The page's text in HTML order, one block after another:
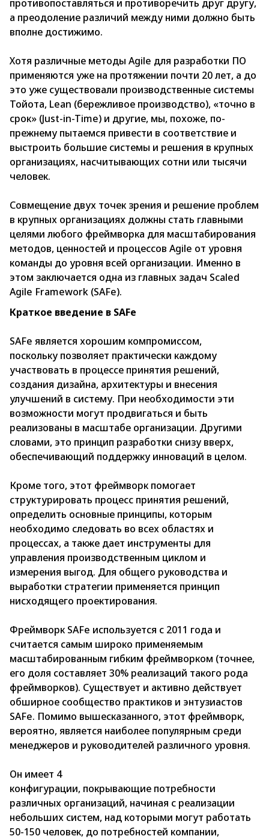
противопоставляться и противоречить друг другу,
а преодоление различий между ними должно быть
вполне достижимо.
Хотя различные методы Agile для разработки ПО
применяются уже на протяжении почти 20 лет, а до
это уже существовали производственные системы
Тойота, Lean (бережливое производство), «точно в
срок» (Just-in-Time) и другие, мы, похоже, по-
прежнему пытаемся привести в соответствие и
выстроить большие системы и решения в крупных
организациях, насчитывающих сотни или тысячи
человек.
Совмещение двух точек зрения и решение проблем
в крупных организациях должны стать главными
целями любого фреймворка для масштабирования
методов, ценностей и процессов Agile от уровня
команды до уровня всей организации. Именно в
этом заключается одна из главных задач Scaled
Agile Framework (SAFe).
Краткое введение в SAFe
SAFe является хорошим компромиссом,
поскольку позволяет практически каждому
участвовать в процессе принятия решений,
создания дизайна, архитектуры и внесения
улучшений в систему. При необходимости эти
возможности могут продвигаться и быть
реализованы в масштабе организации. Другими
словами, это принцип разработки снизу вверх,
обеспечивающий поддержку инноваций в целом.
Кроме того, этот фреймворк помогает
структурировать процесс принятия решений,
определить основные принципы, которым
необходимо следовать во всех областях и
процессах, а также дает инструменты для
управления производственным циклом и
измерения выгод. Для общего руководства и
выработки стратегии применяется принцип
нисходящего проектирования.
Фреймворк SAFe используется с 2011 года и
считается самым широко применяемым
масштабированным гибким фреймворком (точнее,
его доля составляет 30% реализаций такого рода
фреймворков). Существует и активно действует
обширное сообщество практиков и энтузиастов
SAFe. Помимо вышесказанного, этот фреймворк,
вероятно, является наиболее популярным среди
менеджеров и руководителей различного уровня.
Он имеет 4
конфигурации, покрывающие потребности
различных организаций, начиная с реализации
небольших систем, над которыми могут работать
50-150 человек, до потребностей компании,